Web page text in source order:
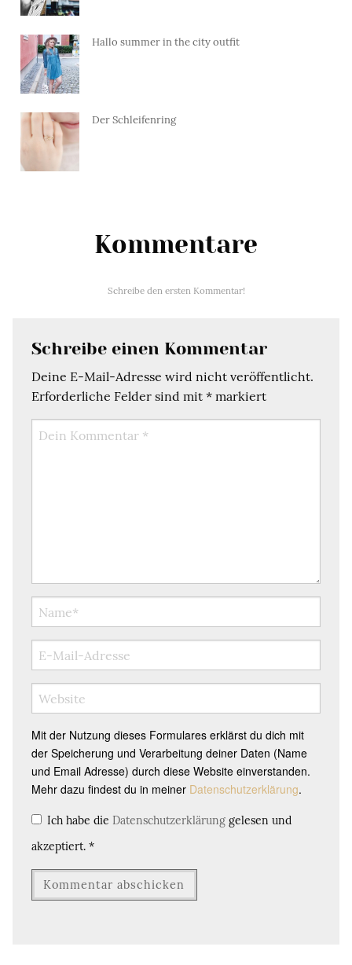
Hallo summer in the city outfit
Der Schleifenring
Kommentare
Schreibe den ersten Kommentar!
Schreibe einen Kommentar
Deine E-Mail-Adresse wird nicht veröffentlicht.
Erforderliche Felder sind mit * markiert
Mit der Nutzung dieses Formulares erklärst du dich mit
der Speicherung und Verarbeitung deiner Daten (Name
und Email Adresse) durch diese Website einverstanden.
Mehr dazu findest du in meiner Datenschutzerklärung.
Ich habe die Datenschutzerklärung gelesen und
akzeptiert. *